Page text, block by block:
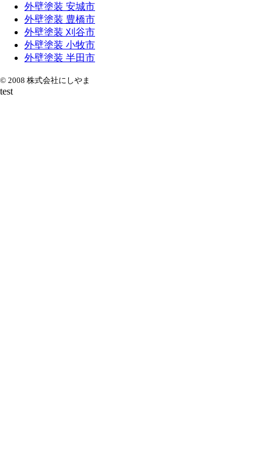
外壁塗装 安城市
外壁塗装 豊橋市
外壁塗装 刈谷市
外壁塗装 小牧市
外壁塗装 半田市
© 2008 株式会社にしやま
test